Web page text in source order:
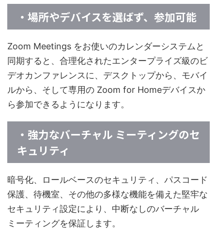
・場所やデバイスを選ばず、参加可能
Zoom Meetings をお使いのカレンダーシステムと
同期すると、合理化されたエンタープライズ級のビ
デオカンファレンスに、デスクトップから、モバイ
ルから、そして専用の Zoom for Homeデバイスか
ら参加できるようになります。
・強力なバーチャル ミーティングのセ
キュリティ
暗号化、ロールベースのセキュリティ、パスコード
保護、待機室、その他の多様な機能を備えた堅牢な
セキュリティ設定により、中断なしのバーチャル
ミーティングを保証します。